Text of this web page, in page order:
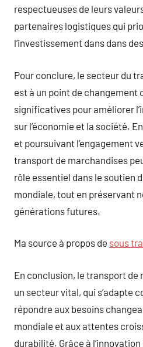
respectueuses de leurs
partenaires logistiques qui
l’investissement dans dans
Pour conclure, le secteur du
est à un point de changement
significatives pour améliorer
sur l’économie et la société.
et poursuivant l’engagement
transport de marchandises
rôle essentiel dans le soutien
mondiale, tout en préservant
générations futures.
Ma source à propos de sous
En conclusion, le transport
un secteur vital, qui s’adapte
répondre aux besoins
mondiale et aux attentes
durabilité. Grâce à